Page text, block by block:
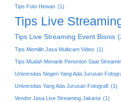
Tips Foto Hewan (1)
Tips Live
Tips Live Streaming Event Bisnis
Tips Memilih Jasa Multicam Video (1)
Tips Mudah Menarik Penonton Saat
Universitas Negeri Yang Ada Jurusan
Universitas Yang Ada Jurusan Fotografi (1)
Vendor Jasa Live Streaming Jakarta (1)